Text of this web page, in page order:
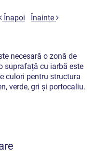
Înapoi Înainte
necesară o zonă de
suprafață cu iarbă este
culori pentru structura
verde, gri și portocaliu.